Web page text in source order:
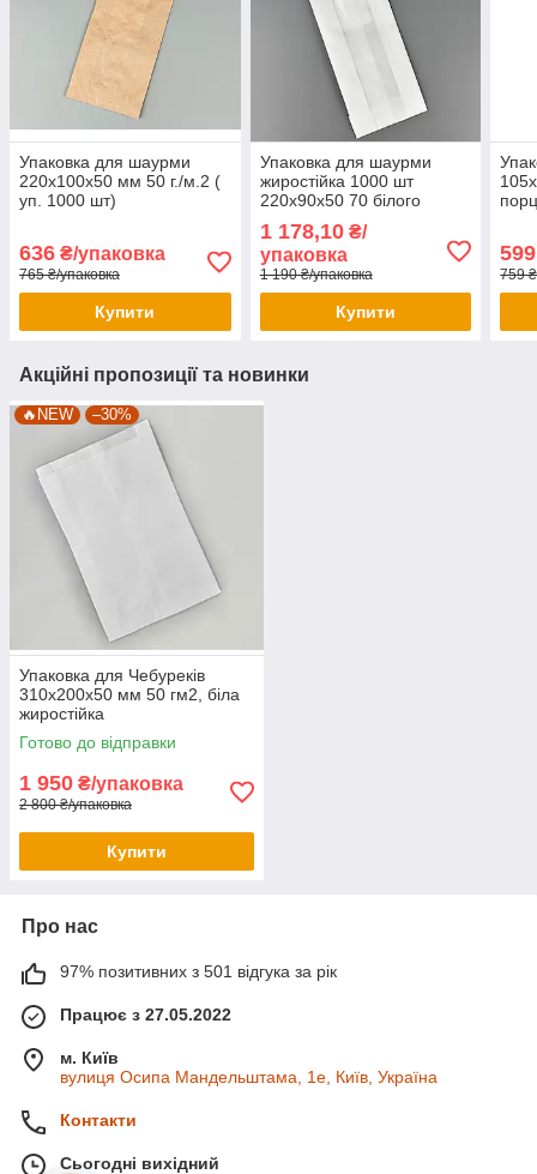
Упаковка для шаурми
220х100х50 мм 50 г./м.2 (
уп. 1000 шт)
636 ₴/упаковка
765 ₴/упаковка
Купити
Упаковка для шаурми
жиростійка 1000 шт
220х90х50 70 білого
1 178,10₴/
упаковка
1 190 ₴/упаковка
Купити
759
Акційні пропозиції та новинки
🔥NEW –30%
Упаковка для Чебуреків
310х200х50 мм 50 гм2, біла
жиростійка
Готово до відправки
1 950 ₴/упаковка
2 800 ₴/упаковка
Купити
Про нас
97% позитивних з 501 відгука за рік
Працює з 27.05.2022
м. Київ
вулиця Осипа Мандельштама, 1е, Київ, Україна
Контакти
Сьогодні вихідний